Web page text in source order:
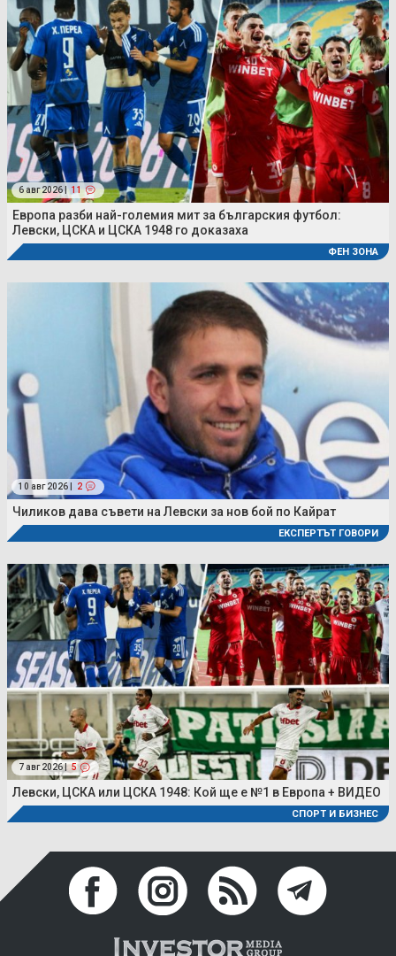
6 авг 2026 | 11
Европа разби най-големия мит за българския футбол:
Левски, ЦСКА и ЦСКА 1948 го доказаха
ФЕН ЗОНА
10 авг 2026 | 2
Чиликов дава съвети на Левски за нов бой по Кайрат
ЕКСПЕРТЪТ ГОВОРИ
7 авг 2026 | 5
Левски, ЦСКА или ЦСКА 1948: Кой ще е №1 в Европа + ВИДЕО
СПОРТ И БИЗНЕС